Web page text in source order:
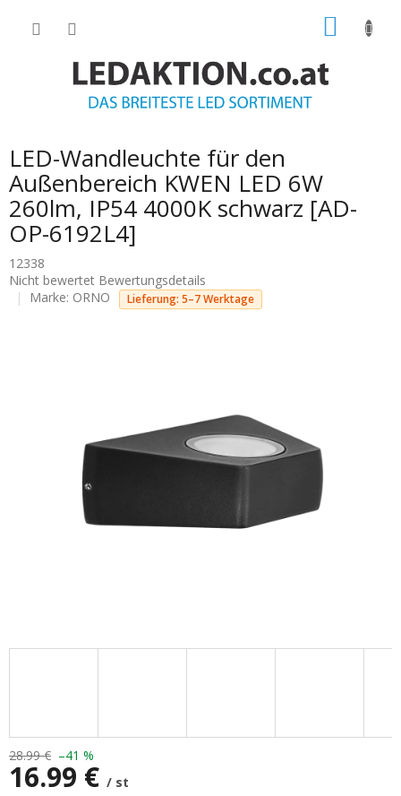
LED-Wandleuchte für den
Außenbereich KWEN LED 6W
260lm, IP54 4000K schwarz [AD-
OP-6192L4]
12338
Die
durchschnittliche
Nicht bewertet Bewertungsdetails
Marke: ORNO Lieferung: 5–7 Werktage
28.99 € –41 %
16.99 € / st